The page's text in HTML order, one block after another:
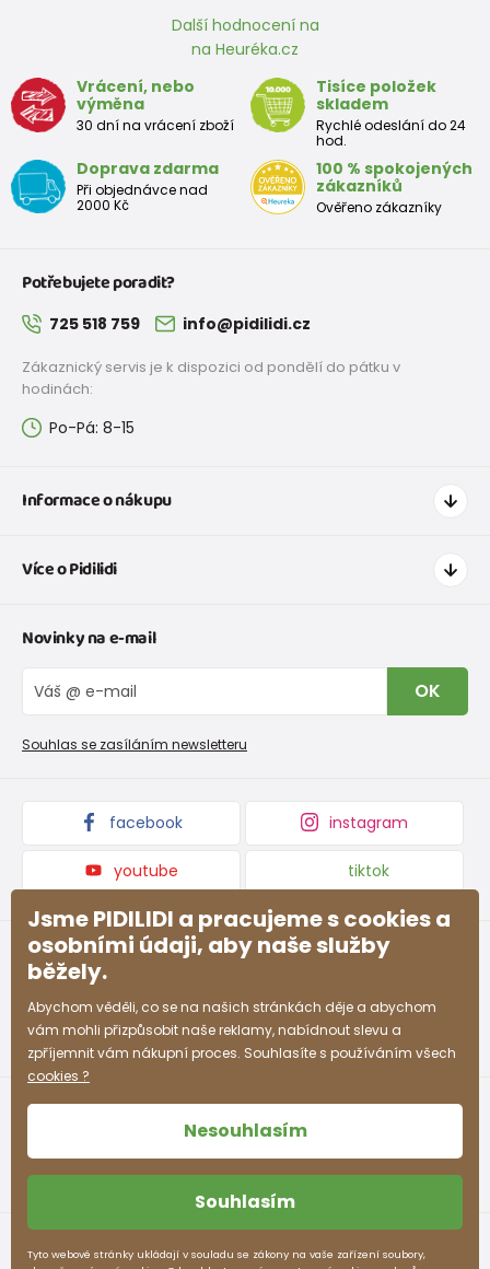
Další hodnocení na
na Heuréka.cz
Vrácení, nebo
výměna
30 dní na vrácení zboží
Tisíce položek
skladem
Rychlé odeslání do 24
hod.
Doprava zdarma
Při objednávce nad
2000 Kč
100 % spokojených
zákazníků
Ověřeno zákazníky
Potřebujete poradit?
725 518 759 info@pidilidi.cz
Zákaznický servis je k dispozici od pondělí do pátku v
hodinách:
Po-Pá: 8-15
Informace o nákupu
Doprava a platba
Tabulka velikostí obuvi
Vrácení zboží a reklamace
Reklamační řád
Více o Pidilidi
O nás
Blog
Velkoobchod PiDiLiDi
Affiliate program
Kolekce zboží
Novinky na e-mail
OK
Souhlas se zasíláním newsletteru
facebook instagram
youtube tiktok
Jsme PIDILIDI a pracujeme s cookies a
osobními údaji, aby naše služby
běžely.
Abychom věděli, co se na našich stránkách děje a abychom
vám mohli přizpůsobit naše reklamy, nabídnout slevu a
zpříjemnit vám nákupní proces. Souhlasíte s používáním všech
cookies ?
Nesouhlasím
Souhlasím
Tyto webové stránky ukládají v souladu se zákony na vaše zařízení soubory,